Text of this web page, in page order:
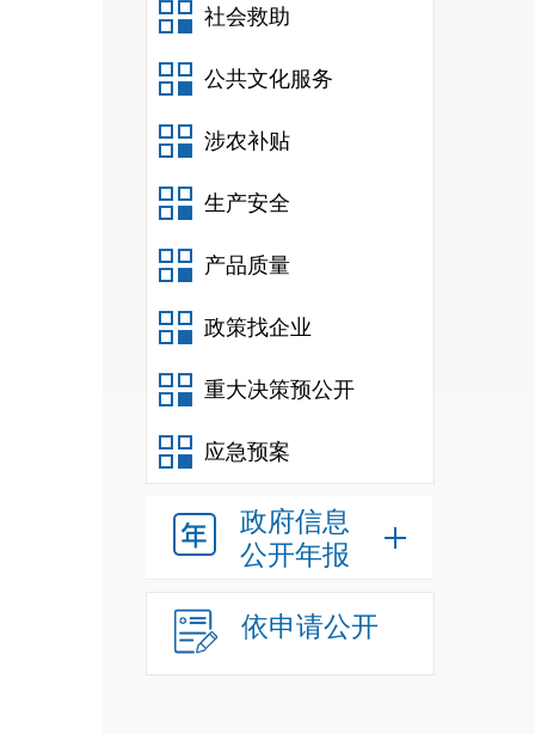
社会救助
公共文化服务
涉农补贴
生产安全
产品质量
政策找企业
重大决策预公开
应急预案
政府信息
公开年报
依申请公开